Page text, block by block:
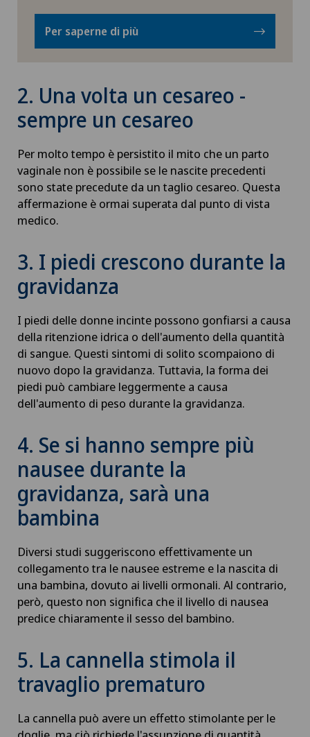
Per saperne di più
2. Una volta un cesareo -
sempre un cesareo
Per molto tempo è persistito il mito che un parto
vaginale non è possibile se le nascite precedenti
sono state precedute da un taglio cesareo. Questa
affermazione è ormai superata dal punto di vista
medico.
3. I piedi crescono durante la
gravidanza
I piedi delle donne incinte possono gonfiarsi a causa
della ritenzione idrica o dell'aumento della quantità
di sangue. Questi sintomi di solito scompaiono di
nuovo dopo la gravidanza. Tuttavia, la forma dei
piedi può cambiare leggermente a causa
dell'aumento di peso durante la gravidanza.
4. Se si hanno sempre più
nausee durante la
gravidanza, sarà una
bambina
Diversi studi suggeriscono effettivamente un
collegamento tra le nausee estreme e la nascita di
una bambina, dovuto ai livelli ormonali. Al contrario,
però, questo non significa che il livello di nausea
predice chiaramente il sesso del bambino.
5. La cannella stimola il
travaglio prematuro
La cannella può avere un effetto stimolante per le